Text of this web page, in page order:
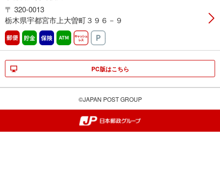
〒 320-0013
栃木県宇都宮市上大曽町３９６－９
郵便 貯金 保険 ATM営業中キャッシュレス
PC版はこちら
©JAPAN POST GROUP